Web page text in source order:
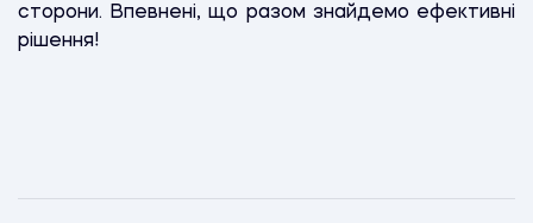
сторони. Впевнені, що разом знайдемо ефективні
рішення!